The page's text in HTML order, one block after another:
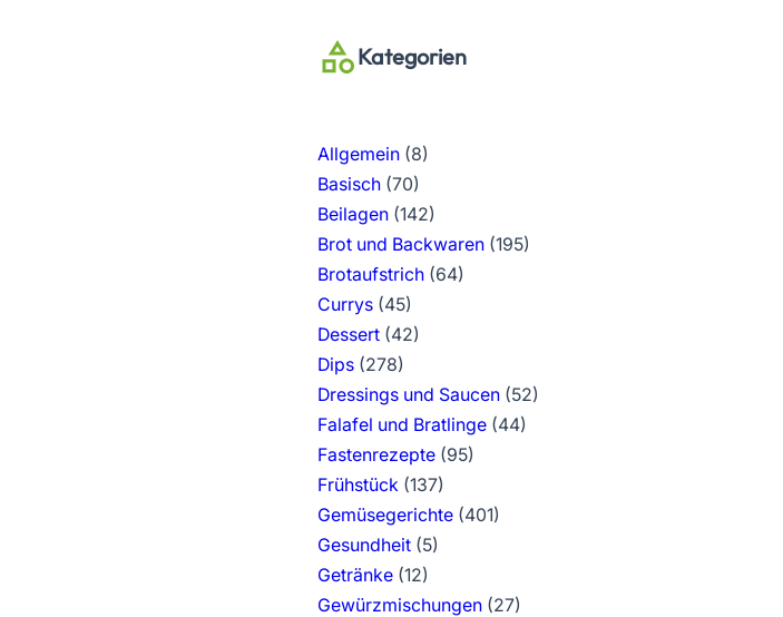
Kategorien
Allgemein(8)
Basisch(70)
Beilagen(142)
Brot und Backwaren(195)
Brotaufstrich(64)
Currys(45)
Dessert(42)
Dips(278)
Dressings und Saucen(52)
Falafel und Bratlinge(44)
Fastenrezepte(95)
Frühstück (137)
Gemüsegerichte(401)
Gesundheit(5)
Getränke(12)
Gewürzmischungen(27)